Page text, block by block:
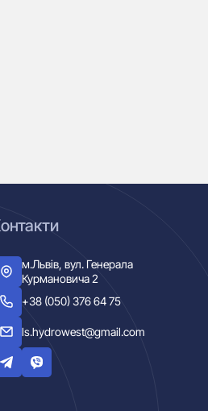
м.Львів, вул. Генерала
Курмановича 2
+38 (050) 376 64 75
ls.hydrowest@gmail.com